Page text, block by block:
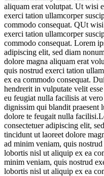
aliquam erat volutpat. Ut wisi
exerci tation ullamcorper
commodo consequat. QUt
exerci tation ullamcorper
commodo consequat. Lorem
adipiscing elit, sed diam
dolore magna aliquam erat
quis nostrud exerci tation
ex ea commodo consequat.
hendrerit in vulputate velit
eu feugiat nulla facilisis at
dignissim qui blandit praesent
dolore te feugait nulla
consectetuer adipiscing elit,
tincidunt ut laoreet dolore
ad minim veniam, quis
lobortis nisl ut aliquip ex ea
minim veniam, quis nostrud
lobortis nisl ut aliquip ex ea